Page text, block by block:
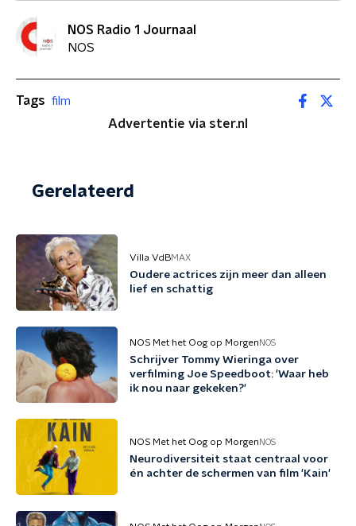
NOS Radio 1 Journaal
NOS
Tags film
Advertentie via ster.nl
Gerelateerd
Villa VdBMAX
Oudere actrices zijn meer dan alleen
lief en schattig
NOS Met het Oog op Morgen NOS
Schrijver Tommy Wieringa over
verfilming Joe Speedboot: 'Waar heb
ik nou naar gekeken?'
NOS Met het Oog op Morgen NOS
Neurodiversiteit staat centraal voor
én achter de schermen van film 'Kain'